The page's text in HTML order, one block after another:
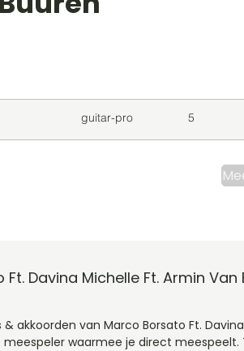
guitar-pro 5
Ft. Davina Michelle Ft. Armin
& akkoorden van Marco Borsato Ft.
waarmee je direct meespeelt.